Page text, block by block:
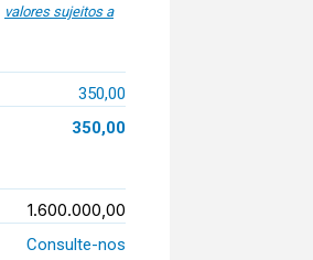
valores sujeitos a
350,00
350,00
1.600.000,00
Consulte-nos